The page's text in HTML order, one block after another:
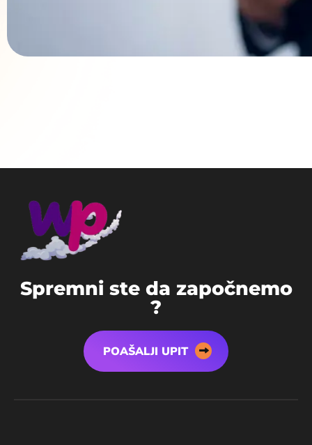
Spremni ste da započnemo
?
POAŠALJI UPIT